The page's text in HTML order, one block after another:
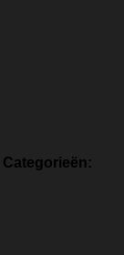
Categorieën: